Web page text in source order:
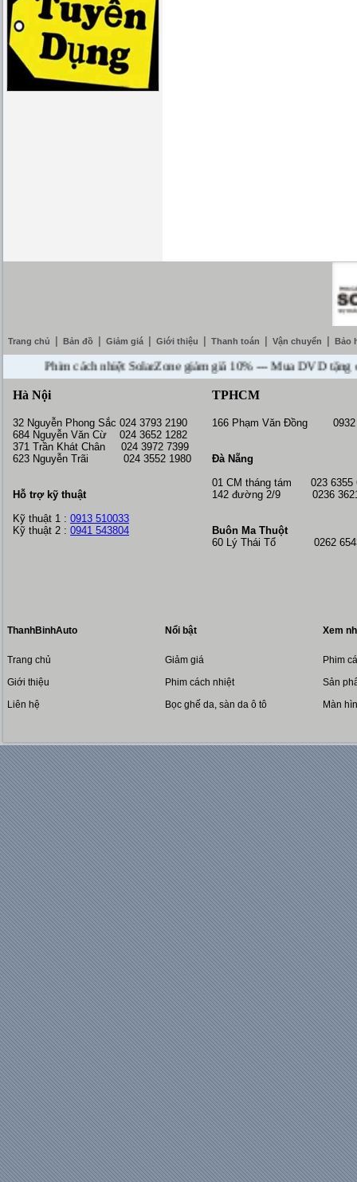
Trang chủ Bản đồ Giảm giá Giới thiệu Thanh toán Vận chuyển Bảo
Phim cách nhiệt SolarZone giảm giá 10% --- Mua DVD tặng
Hà Nội
32 Nguyễn Phong Sắc 024 3793 2190
684 Nguyễn Văn Cừ 024 3652 1282
371 Trần Khát Chân 024 3972 7399
623 Nguyễn Trãi 024 3552 1980
Hỗ trợ kỹ thuật
Kỹ thuật 1 : 0913 510033
Kỹ thuật 2 : 0941 543804
TPHCM
166 Phạm Văn Đồng 0932
Đà Nẵng
01 CM tháng tám 023 6355
142 đường 2/9 0236
Buôn Ma Thuột
60 Lý Thái Tổ 0262
ThanhBinhAuto
Trang chủ
Giới thiệu
Liên hệ
Nổi bật
Giảm giá
Phim cách nhiệt
Bọc ghế da, sàn da ô tô
Xem
Phim
Sản
Màn